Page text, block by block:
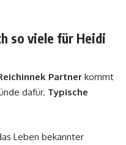
so viele für Heidi
Partner kommt
dafür. Typische
Leben bekannter